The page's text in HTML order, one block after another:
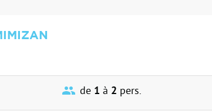
de 1 à 2 pers.